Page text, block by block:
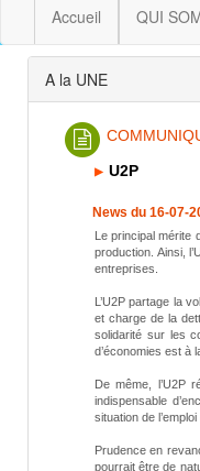
Accueil QUI
A la UNE
U2P
News du 16-07-
Le principal
production. Ainsi,
entreprises.
L’U2P partage la
et charge de la
solidarité sur les
d’économies est à
De même, l’U2P
indispensable
situation de
Prudence en
pourrait être de